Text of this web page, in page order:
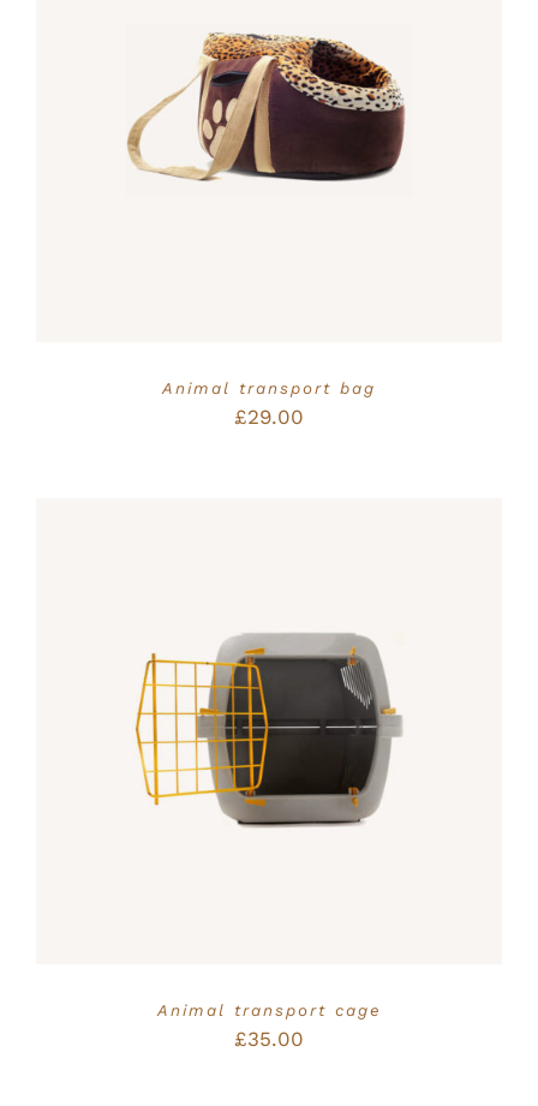
Bewertet
mit5.00
5
IN DEN WARENKORB
/
DETAILS
Animal transport bag
£29.00
Bewertet
mit
5.00
5
IN DEN WARENKORB
DETAILS
Animal transport cage
£35.00